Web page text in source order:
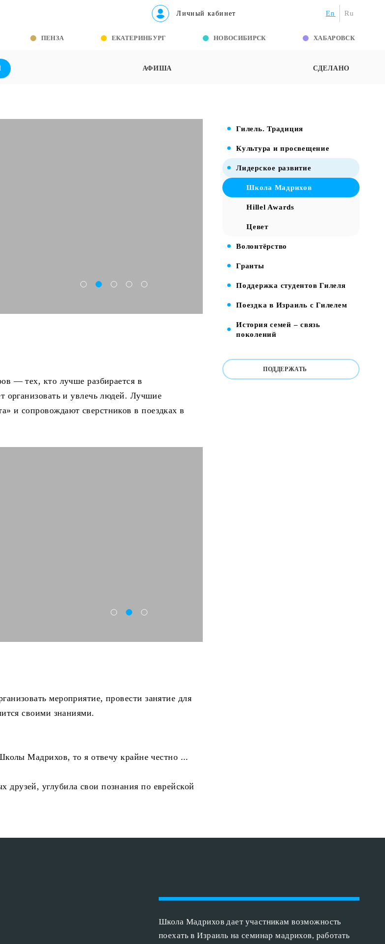
Личный кабинет En Ru
ПЕНЗА ЕКАТЕРИНБУРГ НОВОСИБИРСК ХАБАРОВСК
АФИША СДЕЛАНО
Гилель. Традиция
Культура и просвещение
Лидерское развитие
Школа Мадрихов
Hillel Awards
Цевет
Волонтёрство
Гранты
Поддержка студентов Гилеля
Поездка в Израиль с Гилелем
История семей – связь
поколений
ПОДДЕРЖАТЬ
— тех, кто лучше разбирается в
организовать и увлечь людей. Лучшие
и сопровождают сверстников в поездках в
мероприятие, провести занятие для
своими знаниями.
Мадрихов, то я отвечу крайне честно ...
углубила свои познания по еврейской
Школа Мадрихов дает участникам возможность
поехать в Израиль на семинар мадрихов, работать